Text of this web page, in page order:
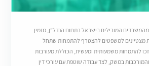
המובילים בישראל בתחום הנדל”ן, מזמין
מצטיינים למשפטים להצטרף להתמחות שתחל
אצלנו תזכו להתמחות משמעותית ומעשית, הכוללת מעורבות
במשק, לצד עבודה שוטפת עם עורכי דין